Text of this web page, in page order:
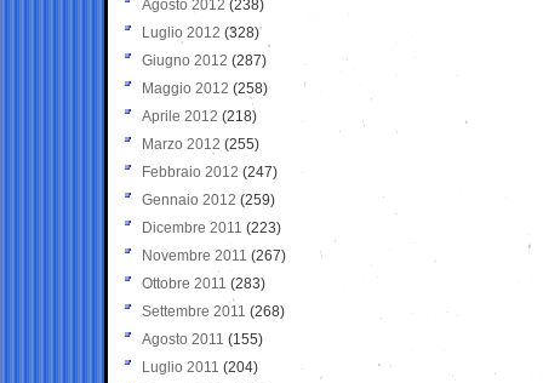
Agosto 2012 (238)
Luglio 2012 (328)
Giugno 2012 (287)
Maggio 2012 (258)
Aprile 2012 (218)
Marzo 2012 (255)
Febbraio 2012 (247)
Gennaio 2012 (259)
Dicembre 2011 (223)
Novembre 2011 (267)
Ottobre 2011 (283)
Settembre 2011 (268)
Agosto 2011 (155)
Luglio 2011 (204)